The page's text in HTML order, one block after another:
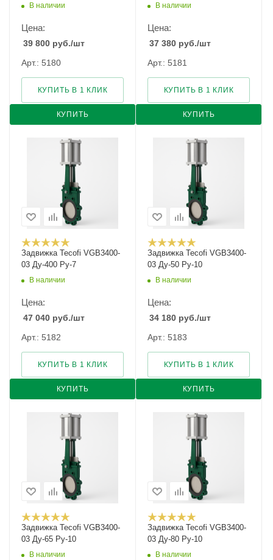
В наличии
Цена:
39 800 руб./шт
Арт.: 5180
КУПИТЬ
КУПИТЬ В 1 КЛИК
В наличии
Цена:
37 380 руб./шт
Арт.: 5181
КУПИТЬ
КУПИТЬ В 1 КЛИК
Задвижка Tecofi VGB3400-
03 Ду-400 Ру-7
В наличии
Цена:
47 040 руб./шт
Арт.: 5182
КУПИТЬ
КУПИТЬ В 1 КЛИК
Задвижка Tecofi VGB3400-
03 Ду-50 Ру-10
В наличии
Цена:
34 180 руб./шт
Арт.: 5183
КУПИТЬ
КУПИТЬ В 1 КЛИК
Задвижка Tecofi VGB3400-
03 Ду-65 Ру-10
В наличии
Задвижка Tecofi VGB3400-
03 Ду-80 Ру-10
В наличии